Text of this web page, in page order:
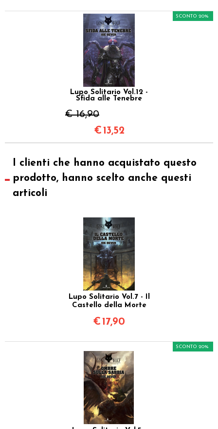
Lupo Solitario Vol.12 -
Sfida alle Tenebre
€ 16,90
SCONTO 20%
€ 13,52
I clienti che hanno acquistato questo
prodotto, hanno scelto anche questi
articoli
Lupo Solitario Vol.7 - Il
Castello della Morte
€ 17,90
SCONTO 20%